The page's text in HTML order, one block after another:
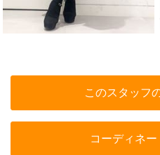
このスタッフ
コーディネ